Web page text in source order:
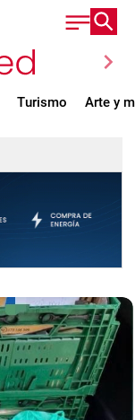
chevron_right
Turismo Arte y